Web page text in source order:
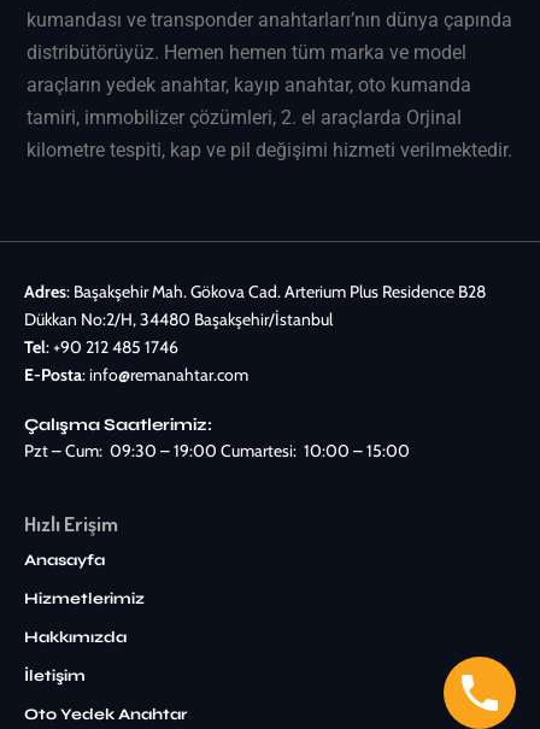
kumandası ve transponder anahtarları’nın dünya çapında
distribütörüyüz. Hemen hemen tüm marka ve model
araçların yedek anahtar, kayıp anahtar, oto kumanda
tamiri, immobilizer çözümleri, 2. el araçlarda Orjinal
kilometre tespiti, kap ve pil değişimi hizmeti verilmektedir.
Adres: Başakşehir Mah. Gökova Cad. Arterium Plus Residence B28
Dükkan No:2/H, 34480 Başakşehir/İstanbul
Tel:+90 212 485 1746
E-Posta:info@remanahtar.com
Çalışma Saatlerimiz:
Pzt – Cum: 09:30 – 19:00 Cumartesi: 10:00 – 15:00
Hızlı Erişim
Anasayfa
Hizmetlerimiz
Hakkımızda
İletişim
Oto Yedek Anahtar